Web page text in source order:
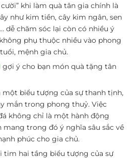
khi làm quà tân gia chính là
như kim tiền, cây kim ngân, sen
dễ chăm sóc lại còn có nhiều ý
phụ thuộc nhiều vào phong
mệnh gia chủ.
gợi ý cho bạn món quà tặng tân
một biểu tượng của sự thanh tịnh,
mắn trong phong thuỷ. Việc
không chỉ là một hành động
trong đó ý nghĩa sâu sắc về
phúc cho gia chủ.
tim hai tầng biểu tượng của sự